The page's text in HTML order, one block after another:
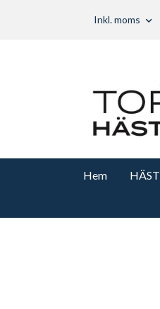
Inkl. moms
Hem HÄST